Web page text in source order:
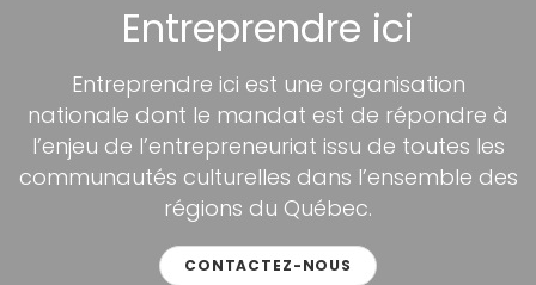
Entreprendre ici
Entreprendre ici est une organisation
nationale dont le mandat est de répondre à
l’enjeu de l’entrepreneuriat issu de toutes les
communautés culturelles dans l’ensemble des
régions du Québec.
CONTACTEZ-NOUS